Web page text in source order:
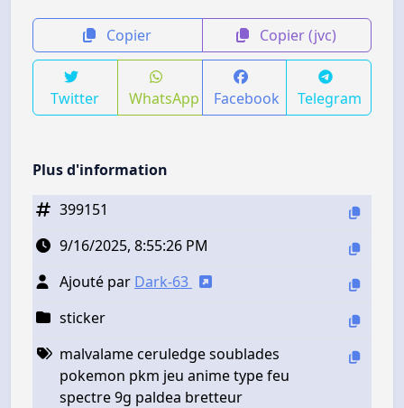
Copier Copier (jvc)
Twitter WhatsApp Facebook Telegram
Plus d'information
399151
9/16/2025, 8:55:26 PM
Ajouté par Dark-63
sticker
malvalame ceruledge soublades
pokemon pkm jeu anime type feu
spectre 9g paldea bretteur